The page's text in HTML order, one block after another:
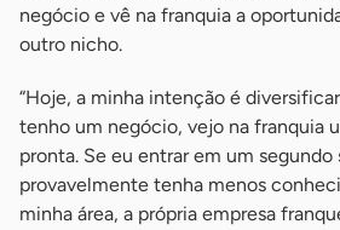
negócio e vê na franquia a
outro nicho.
“Hoje, a minha intenção é
tenho um negócio, vejo na franquia
pronta. Se eu entrar em um
provavelmente tenha menos
minha área, a própria empresa